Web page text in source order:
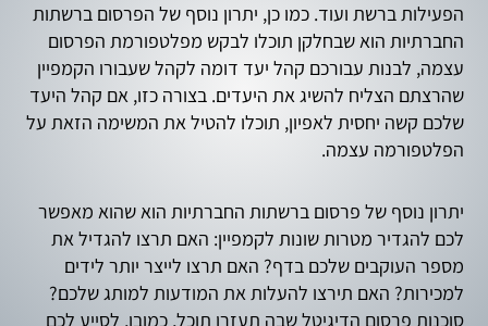
הפעילות ברשת ועוד. כמו כן, יתרון נוסף של הפרסום ברשתות
החברתיות הוא שבחלקן תוכלו לבקש מפלטפורמת הפרסום
עצמה, לבנות עבורכם קהל יעד דומה לקהל שעבורו הקמפיין
שהרצתם הצליח להשיג את היעדים. בצורה כזו, אם קהל היעד
שלכם קשה יחסית לאפיון, תוכלו להטיל את המשימה הזאת על
הפלטפורמה עצמה.
יתרון נוסף של פרסום ברשתות החברתיות הוא שהוא מאפשר
לכם להגדיר מטרות שונות לקמפיין: האם תרצו להגדיל את
מספר העוקבים שלכם בדף? האם תרצו לייצר יותר לידים
למכירות? האם תירצו להעלות את המודעות למותג שלכם?
סוכנות פרסום הדיגיטל שבה תעזרו תוכל, כמובן, לסייע לכם